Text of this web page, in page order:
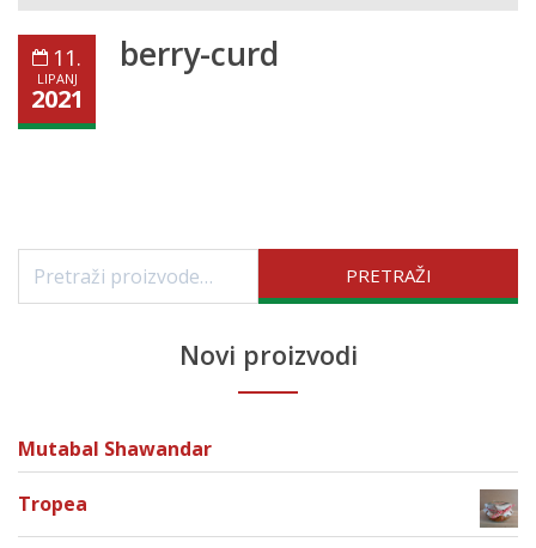
berry-curd
11.
LIPANJ
2021
PRETRAŽI
Novi proizvodi
Mutabal Shawandar
Tropea